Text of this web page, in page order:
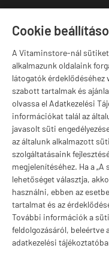
Cookie
A Vitaminstore-nál
alkalmazunk oldalaink
látogatók érdeklődéséhez
szabott tartalmak és
olvassa el Adatkezelési
információkat talál az
javasolt süti
az általunk alkalmazott
szolgáltatásaink
megjelenítéséhez. Ha a „A
lehetőséget választja,
használni, ebben az
tartalmat és az
További információk a
feldolgozásáról, beleértve
adatkezelési
Szugló u. 83-85.
Márkák
Valuta választás